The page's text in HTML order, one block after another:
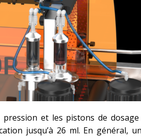
et les pistons de
jusqu’à 26 ml. En général,